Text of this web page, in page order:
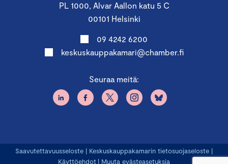
PL 1000, Alvar Aallon katu 5 C
00101 Helsinki
09 4242 6200
keskuskauppakamari@chamber.fi
Seuraa meitä:
Saavutettavuusseloste | Keskuskauppakamarin tietosuojaseloste |
Käyttöehdot | Muuta evästeasetuksia